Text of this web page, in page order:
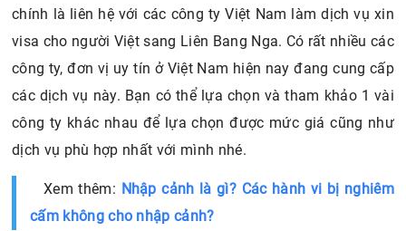
chính là liên hệ với các công ty Việt Nam làm dịch vụ xin
visa cho người Việt sang Liên Bang Nga. Có rất nhiều các
công ty, đơn vị uy tín ở Việt Nam hiện nay đang cung cấp
các dịch vụ này. Bạn có thể lựa chọn và tham khảo 1 vài
công ty khác nhau để lựa chọn được mức giá cũng như
dịch vụ phù hợp nhất với mình nhé.
Xem thêm: Nhập cảnh là gì? Các hành vi bị nghiêm
cấm không cho nhập cảnh?